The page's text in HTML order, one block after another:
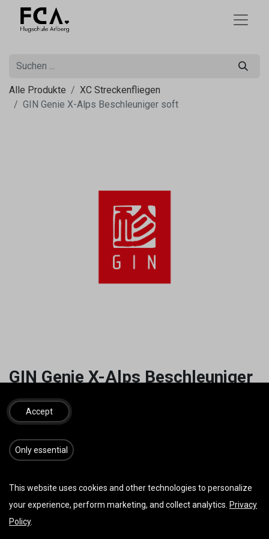
Alle Produkte
XC Streckenfliegen
GIN Genie X-Alps Beschleuniger soft
GIN Genie X-Alps Beschleuniger
soft
2 stufig soft
14,40€ inkl. MwSt.
IN DEN WARENKORB JETZT KAUFEN
Accept
​​​Only essential
This website uses cookies and other technologies to personalize
your experience, perform marketing, and collect analytics. Privacy
Policy.